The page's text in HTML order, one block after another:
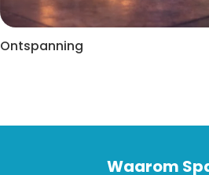
Ontspanning
Waarom